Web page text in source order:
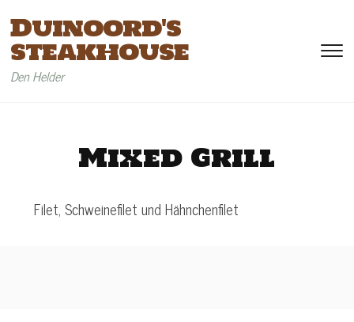
Duinoord's
steakhouse
Den Helder
Mixed Grill
Filet, Schweinefilet und Hähnchenfilet